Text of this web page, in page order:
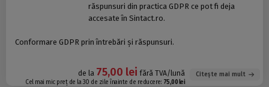
răspunsuri din practica GDPR ce pot fi deja
accesate în Sintact.ro.
Conformare GDPR prin întrebări și răspunsuri.
de la 75,00 leifără TVA/lună
Cel mai mic preț de la 30 de zile înainte de reducere: 75,00 lei
Citește mai mult